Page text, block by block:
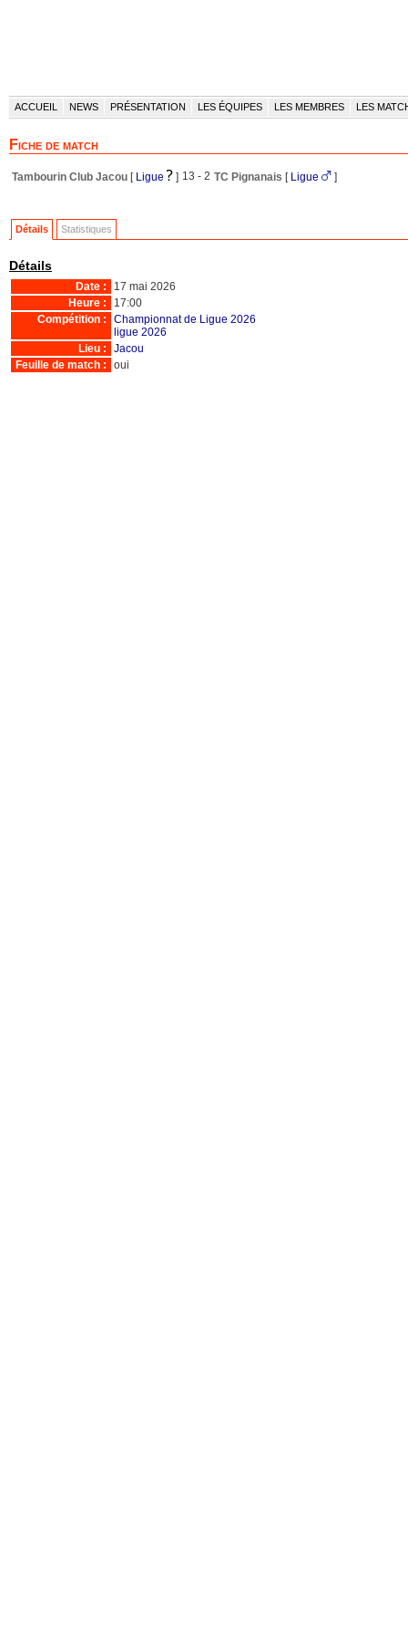
ACCUEIL NEWS PRÉSENTATION LES ÉQUIPES LES MEMBRES LES
Fiche de match
Tambourin Club Jacou [ Ligue ] 13 - 2 TC Pignanais [ Ligue ]
Détails Statistiques
Détails
Date :
17 mai 2026
Heure :
17:00
Compétition :
Championnat de Ligue 2026
ligue 2026
Lieu :
Jacou
Feuille de match :
oui